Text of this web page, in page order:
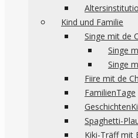
Kind und Familie
Singe mit de
Singe
Singe
Fiire mit de
FamilienTage
Spaghetti-
Kiki-Träff mit